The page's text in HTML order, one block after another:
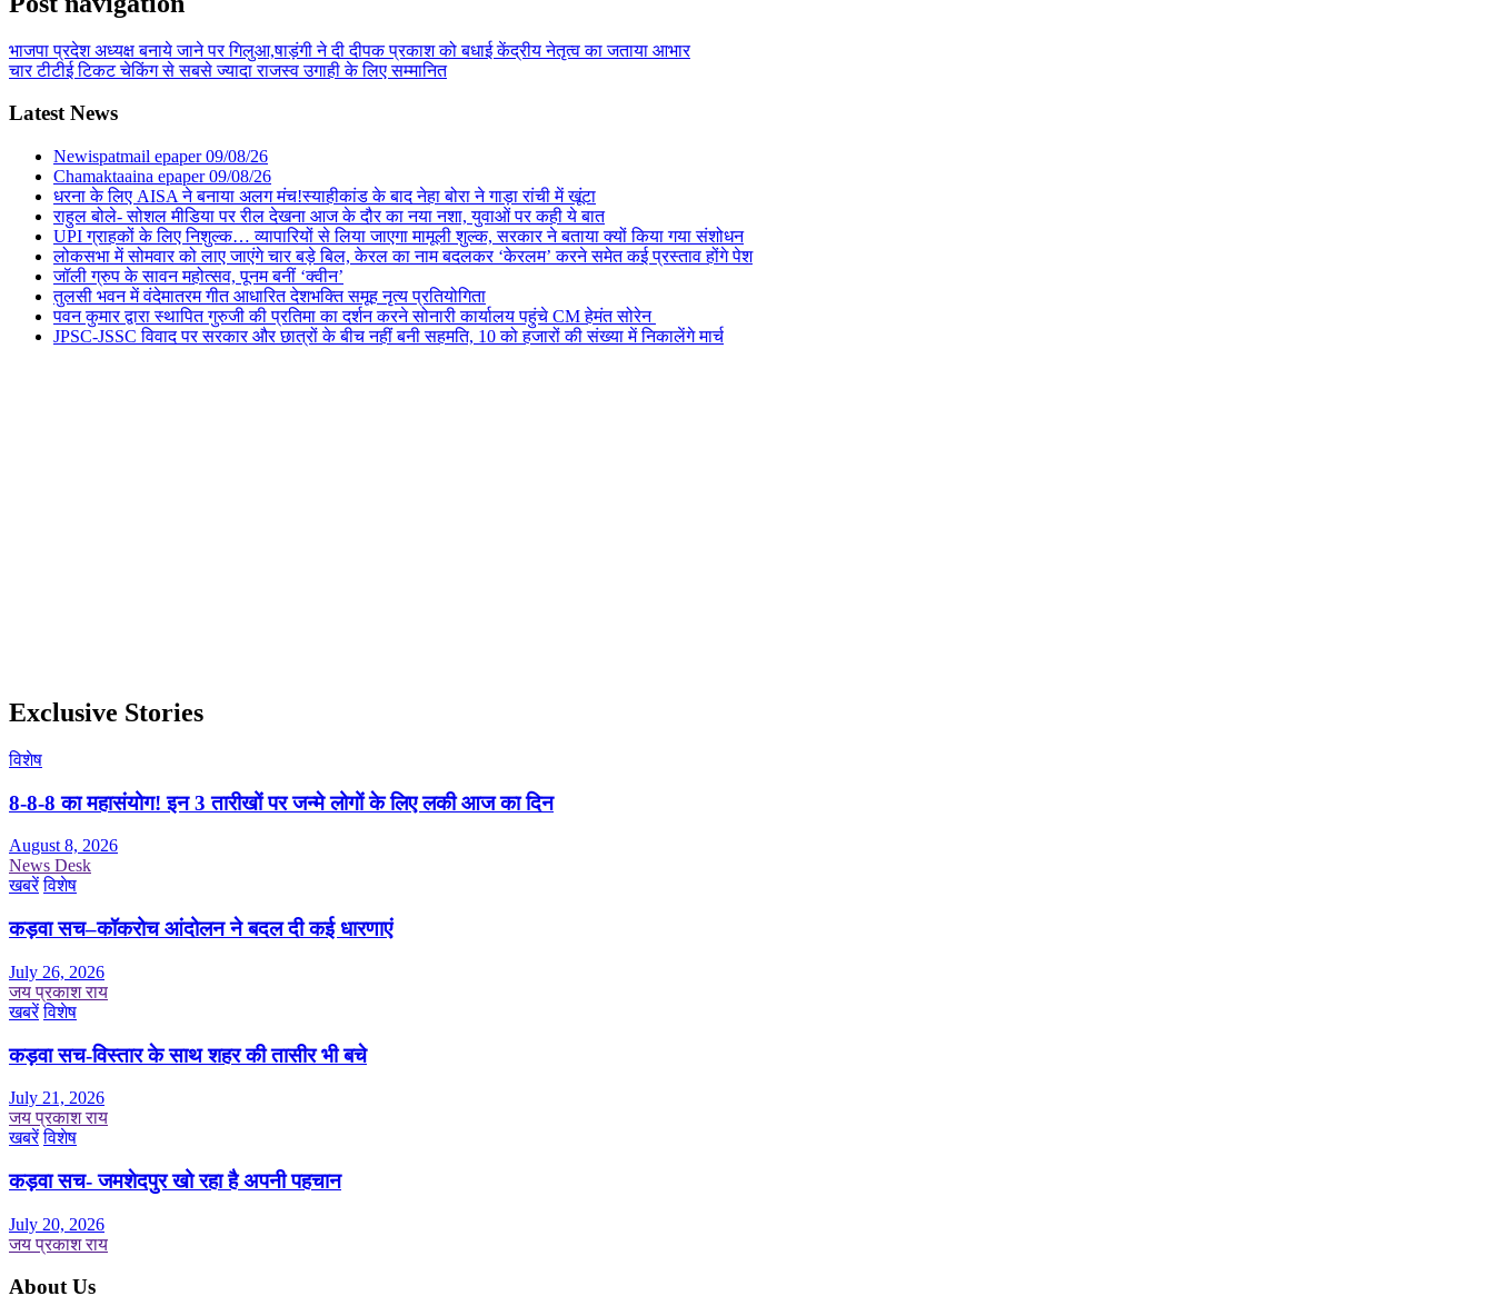
भाजपा प्रदेश अध्यक्ष बनाये जाने पर गिलुआ,षाड़ंगी ने दी दीपक प्रकाश को बधाई केंद्रीय नेतृत्व का जताया आभार
चार टीटीई टिकट चेकिंग से सबसे ज्यादा राजस्व उगाही के लिए सम्मानित
Latest News
Newispatmail epaper 09/08/26
Chamaktaaina epaper 09/08/26
धरना के लिए AISA ने बनाया अलग मंच!स्याहीकांड के बाद नेहा बोरा ने गाड़ा रांची में खूंटा
राहुल बोले- सोशल मीडिया पर रील देखना आज के दौर का नया नशा, युवाओं पर कही ये बात
UPI ग्राहकों के लिए निशुल्क… व्यापारियों से लिया जाएगा मामूली शुल्क, सरकार ने बताया क्यों किया गया संशोधन
लोकसभा में सोमवार को लाए जाएंगे चार बड़े बिल, केरल का नाम बदलकर ‘केरलम’ करने समेत कई प्रस्ताव होंगे पेश
जॉली ग्रुप के सावन महोत्सव, पूनम बनीं ‘क्वीन’
तुलसी भवन में वंदेमातरम गीत आधारित देशभक्ति समूह नृत्य प्रतियोगिता
पवन कुमार द्वारा स्थापित गुरुजी की प्रतिमा का दर्शन करने सोनारी कार्यालय पहुंचे CM हेमंत सोरेन
JPSC-JSSC विवाद पर सरकार और छात्रों के बीच नहीं बनी सहमति, 10 को हजारों की संख्या में निकालेंगे मार्च
Exclusive Stories
विशेष
8-8-8 का महासंयोग! इन 3 तारीखों पर जन्मे लोगों के लिए लकी आज का दिन
August 8, 2026
News Desk
खबरें विशेष
कड़वा सच–कॉकरोच आंदोलन ने बदल दी कई धारणाएं
July 26, 2026
जय प्रकाश राय
खबरें विशेष
कड़वा सच-विस्तार के साथ शहर की तासीर भी बचे
July 21, 2026
जय प्रकाश राय
खबरें विशेष
कड़वा सच- जमशेदपुर खो रहा है अपनी पहचान
July 20, 2026
जय प्रकाश राय
About Us